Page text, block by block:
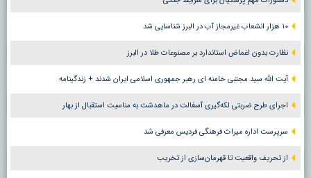
۱۰ هزار انشعاب غیرمجاز آب در البرز شناسایی شد
نظارت بدون اغماض استاندارد بر مصنوعات طلا در البرز
آیت الله سید مجتبی خامنه ای رهبر جمهوری اسلامی ایران شدند + زندگینامه
اجرای طرح ضربتی لکه‌گیری آسفالت در ماهدشت به مناسبت استقبال از بهار
سرپرست اداره میراث فرهنگی فردیس معرفی شد
از تحریف واقعیت تا قهرمان‌سازی از تخریب